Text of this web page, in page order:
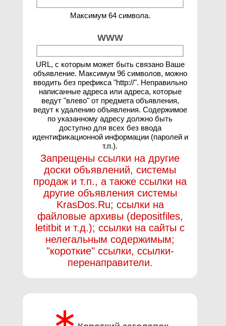
Максимум 64 символа.
WWW
URL, с которым может быть связано Ваше
объявление. Максимум 96 символов, можно
вводить без префикса "http://". Неправильно
написанные адреса или адреса, которые
ведут "влево" от предмета объявления,
ведут к удалению объявления. Содержимое
по указанному адресу должно быть
доступно для всех без ввода
идентификационной информации (паролей и
т.п.).
Запрещены ссылки на другие
доски объявлений, системы
продаж и т.п., а также ссылки на
другие объявления системы
KrasDos.Ru; ссылки на
файловые архивы (depositfiles,
letitbit и т.д.); ссылки на сайты с
нелегальным содержимым;
"короткие" ссылки, ссылки-
перенаправители.
∗